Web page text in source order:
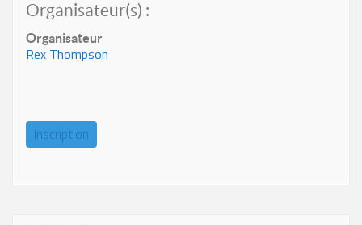
Organisateur(s) :
Organisateur
Rex Thompson
Inscription